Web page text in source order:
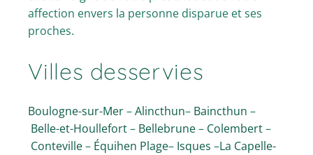
affection envers la personne disparue et ses
proches.
Villes desservies
Boulogne-sur-Mer–Alincthun– Baincthun –
Belle-et-Houllefort– Bellebrune– Colembert–
Conteville– Équihen Plage– Isques –La Capelle-